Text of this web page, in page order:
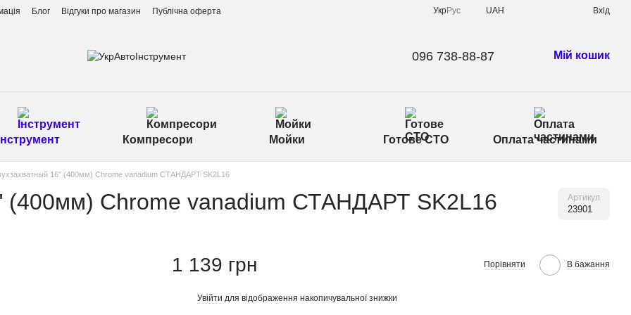
Блог Відгуки про магазин Публічна оферта УкрРус UAH Вхід
096 738-88-87 Мій кошик
Інструмент Компресори Мойки Готове СТО Оплата частинами
16" (400мм) Chrome vanadium СТАНДАРТ SK2L16
(400мм) Chrome vanadium СТАНДАРТ SK2L16 Артикул
23901
1 139 грн Порівняти В бажання
Увійти для відображення накопичувальної знижки